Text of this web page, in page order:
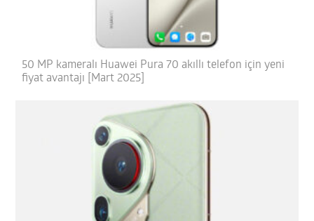
50 MP kameralı Huawei Pura 70 akıllı telefon için yeni
fiyat avantajı [Mart 2025]